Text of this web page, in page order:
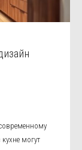
могут